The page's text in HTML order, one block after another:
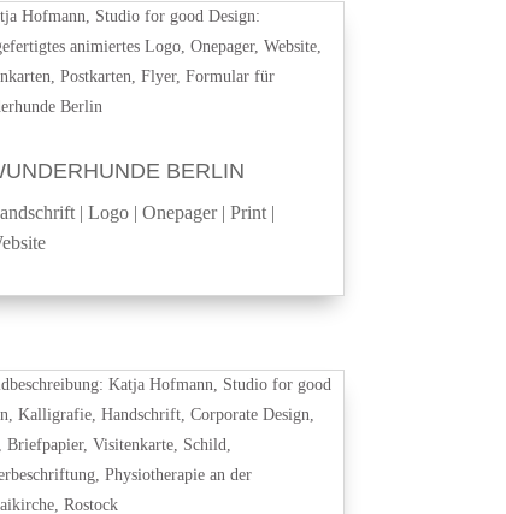
BERLIN
| Logo| Onepager| Print|